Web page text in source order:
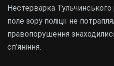
Нестерварка
поле зору поліції не
правопорушення
сп’яніння.